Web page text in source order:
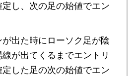
し、次の足の始値でエン
が出た時にローソク足が陰
が出てくるまでエントリ
した足の次の始値でエン